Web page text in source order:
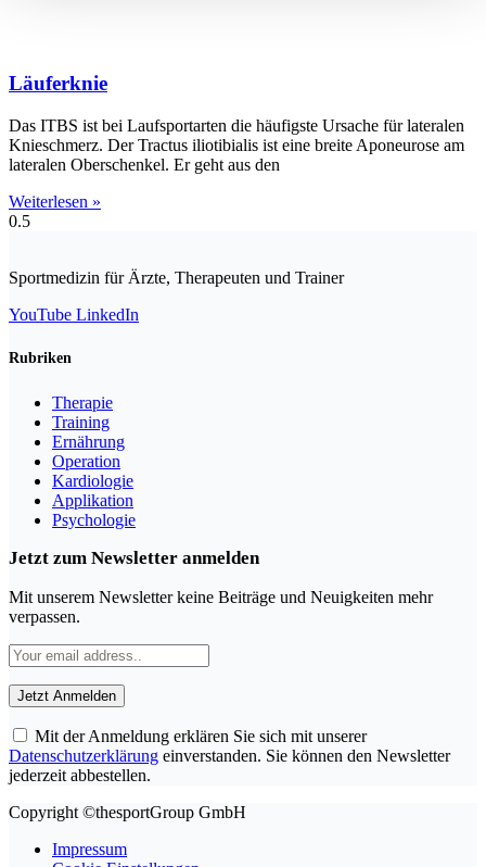
Läuferknie
Das ITBS ist bei Laufsportarten die häufigste Ursache für lateralen
Knieschmerz. Der Tractus iliotibialis ist eine breite Aponeurose am
lateralen Oberschenkel. Er geht aus den
Weiterlesen »
Sportmedizin für Ärzte, Therapeuten und Trainer
YouTube LinkedIn
Rubriken
Therapie
Training
Ernährung
Operation
Kardiologie
Applikation
Psychologie
Jetzt zum Newsletter anmelden
Mit unserem Newsletter keine Beiträge und Neuigkeiten mehr
verpassen.
Mit der Anmeldung erklären Sie sich mit unserer
Datenschutzerklärung einverstanden. Sie können den Newsletter
jederzeit abbestellen.
Copyright ©thesportGroup GmbH
Impressum